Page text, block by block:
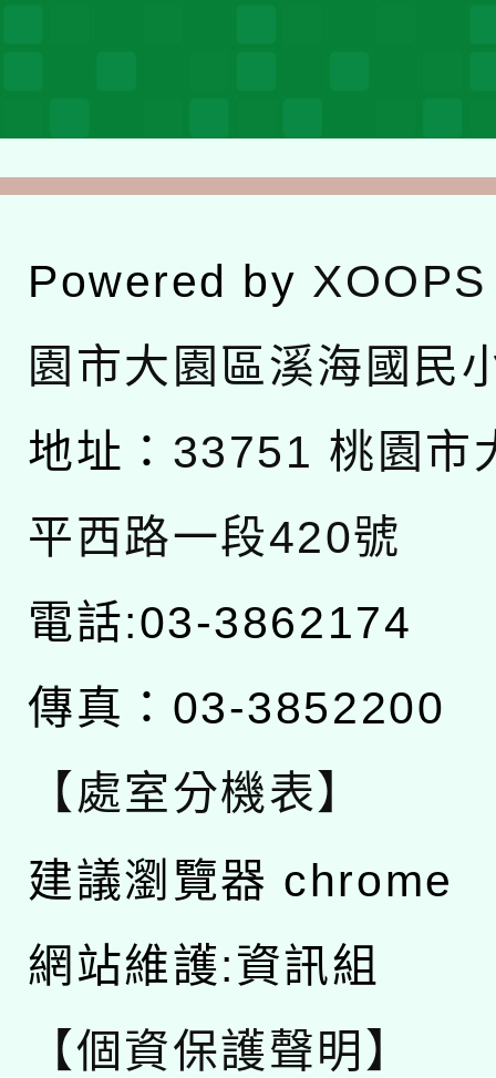
Powered by XOOPS
園市大園區溪海國民
地址： 33751 桃園市
平西路一段420號
電話:03-3862174
傳真：03-3852200
【處室分機表】
建議瀏覽器 chrome
網站維護:資訊組
【個資保護聲明】